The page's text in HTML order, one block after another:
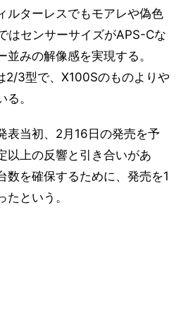
ルターレスでもモアレや偽色
はセンサーサイズがAPS-Cな
みの解像感を実現する。
2/3型で、X100Sのものよりや
。
表当初、2月16日の発売を予
以上の反響と引き合いがあ
数を確保するために、発売を1
という。